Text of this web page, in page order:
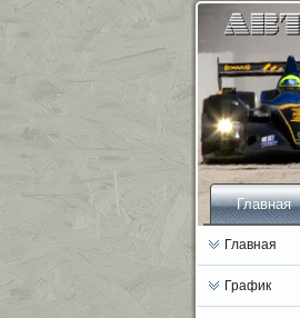
Главная
Главная
График